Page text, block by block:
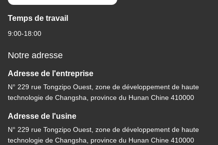
Temps de travail
9:00-18:00
Notre adresse
Adresse de l'entreprise
N° 229 rue Tongzipo Ouest, zone de développement de haute
technologie de Changsha, province du Hunan Chine 410000
Adresse de l'usine
N° 229 rue Tongzipo Ouest, zone de développement de haute
technologie de Changsha, province du Hunan Chine 410000